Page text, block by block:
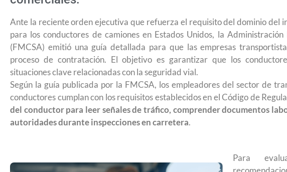
Ante la reciente orden ejecutiva que refuerza el requisito del dominio del
para los conductores de camiones en Estados Unidos, la
(FMCSA) emitió una guía detallada para que las empresas
proceso de contratación. El objetivo es garantizar que los
situaciones clave relacionadas con la seguridad vial.
Según la guía publicada por la FMCSA, los empleadores del sector de
conductores cumplan con los requisitos establecidos en el Código de
del conductor para leer señales de tráfico, comprender documentos
autoridades durante inspecciones en carretera.
Para